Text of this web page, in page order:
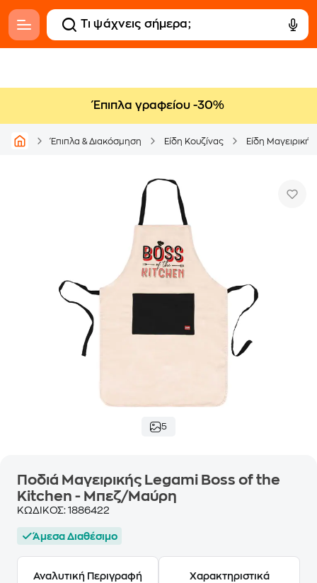
Έπιπλα γραφείου -30%
Έπιπλα & Διακόσμηση Είδη Κουζίνας Είδη
5
Ποδιά Μαγειρικής Legami Boss of the
Kitchen - Μπεζ/Μαύρη
ΚΩΔΙΚΟΣ: 1886422
Άμεσα Διαθέσιμο
Αναλυτική Περιγραφή Χαρακτηριστικά